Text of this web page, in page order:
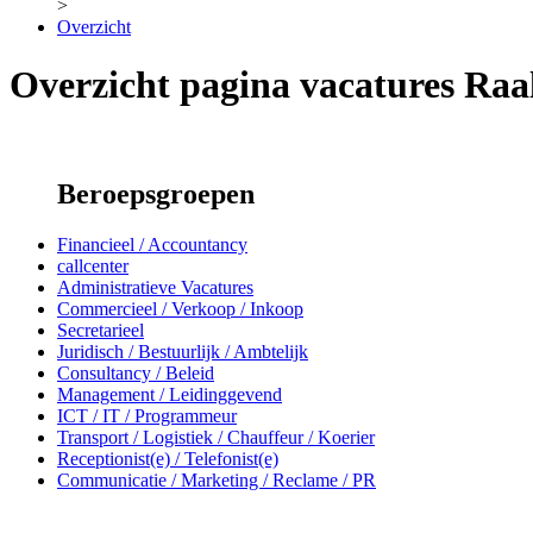
>
Overzicht
Overzicht pagina vacatures
Beroepsgroepen
Financieel / Accountancy
callcenter
Administratieve Vacatures
Commercieel / Verkoop / Inkoop
Secretarieel
Juridisch / Bestuurlijk / Ambtelijk
Consultancy / Beleid
Management / Leidinggevend
ICT / IT / Programmeur
Transport / Logistiek / Chauffeur / Koerier
Receptionist(e) / Telefonist(e)
Communicatie / Marketing / Reclame / PR